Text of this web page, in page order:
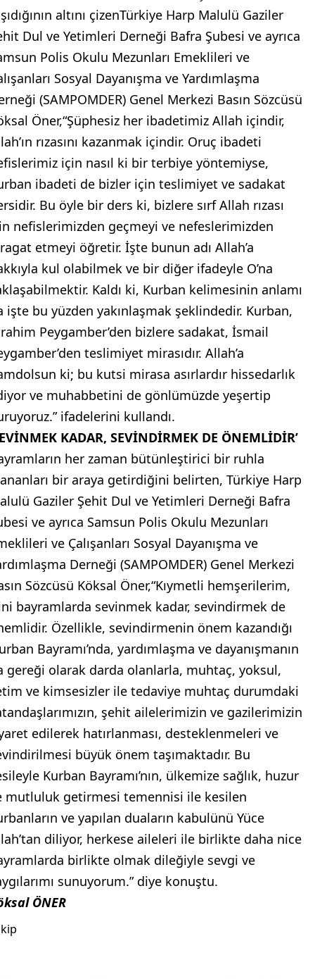
altını çizenTürkiye Harp Malulü Gaziler
Dul ve Yetimleri Derneği Bafra Şubesi ve ayrıca
Polis Okulu Mezunları Emeklileri ve
Sosyal Dayanışma ve Yardımlaşma
(SAMPOMDER) Genel Merkezi Basın Sözcüsü
Öner,“Şüphesiz her ibadetimiz Allah içindir,
rızasını kazanmak içindir. Oruç ibadeti
için nasıl ki bir terbiye yöntemiyse,
ibadeti de bizler için teslimiyet ve sadakat
Bu öyle bir ders ki, bizlere sırf Allah rızası
nefislerimizden geçmeyi ve nefeslerimizden
etmeyi öğretir. İşte bunun adı Allah’a
kul olabilmek ve bir diğer ifadeyle O’na
Kaldı ki, Kurban kelimesinin anlamı
işte bu yüzden yakınlaşmak şeklindedir. Kurban,
Peygamber’den bizlere sadakat, İsmail
teslimiyet mirasıdır. Allah’a
ki; bu kutsi mirasa asırlardır hissedarlık
ve muhabbetini de gönlümüzde yeşertip
ifadelerini kullandı.
KADAR, SEVİNDİRMEK DE ÖNEMLİDİR’
her zaman bütünleştirici bir ruhla
bir araya getirdiğini belirten, Türkiye Harp
Gaziler Şehit Dul ve Yetimleri Derneği Bafra
ve ayrıca Samsun Polis Okulu Mezunları
ve Çalışanları Sosyal Dayanışma ve
Derneği (SAMPOMDER) Genel Merkezi
Sözcüsü Köksal Öner,“Kıymetli hemşerilerim,
bayramlarda sevinmek kadar, sevindirmek de
Özellikle, sevindirmenin önem kazandığı
Bayramı’nda, yardımlaşma ve dayanışmanın
gereği olarak darda olanlarla, muhtaç, yoksul,
ve kimsesizler ile tedaviye muhtaç durumdaki
şehit ailelerimizin ve gazilerimizin
edilerek hatırlanması, desteklenmeleri ve
büyük önem taşımaktadır. Bu
Kurban Bayramı’nın, ülkemize sağlık, huzur
mutluluk getirmesi temennisi ile kesilen
ve yapılan duaların kabulünü Yüce
diliyor, herkese aileleri ile birlikte daha nice
birlikte olmak dileğiyle sevgi ve
sunuyorum.” diye konuştu.
ÖNER